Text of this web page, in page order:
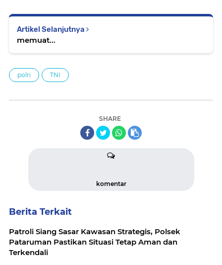
Artikel Selanjutnya
memuat...
polri TNI
SHARE
komentar
Berita Terkait
Patroli Siang Sasar Kawasan Strategis, Polsek
Pataruman Pastikan Situasi Tetap Aman dan
Terkendali